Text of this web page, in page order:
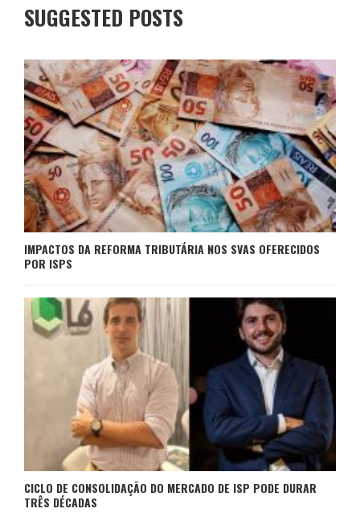
SUGGESTED POSTS
IMPACTOS DA REFORMA TRIBUTÁRIA NOS SVAS OFERECIDOS
POR ISPS
CICLO DE CONSOLIDAÇÃO DO MERCADO DE ISP PODE DURAR
TRÊS DÉCADAS